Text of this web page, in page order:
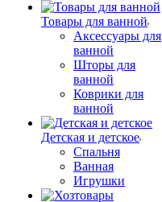
Товары для ванной
Аксессуары для
ванной
Шторы для
ванной
Коврики для
ванной
Детская и детское
Спальня
Ванная
Игрушки